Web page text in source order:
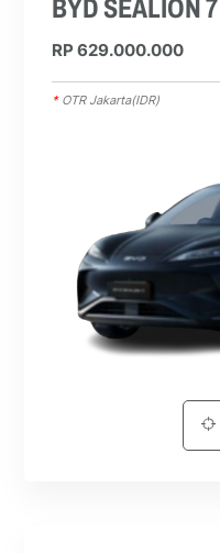
BYD SEALION 7
RP 629.000.000
* OTR Jakarta(IDR)